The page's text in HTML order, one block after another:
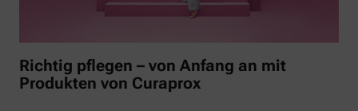
Richtig pflegen – von Anfang an mit
Produkten von Curaprox